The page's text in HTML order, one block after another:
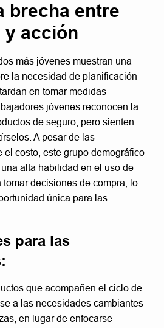
brecha entre
y acción
más jóvenes muestran una
la necesidad de planificación
en tomar medidas
jóvenes reconocen la
de seguro, pero sienten
A pesar de las
el costo, este grupo demográfico
alta habilidad en el uso de
decisiones de compra, lo
única para las
para las
que acompañen el ciclo de
a las necesidades cambiantes
en lugar de enfocarse